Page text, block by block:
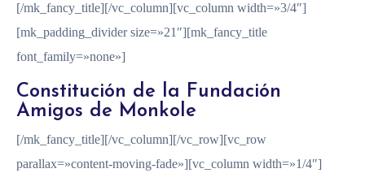
[/mk_fancy_title][/vc_column][vc_column width=»3/4″]
[mk_padding_divider size=»21″][mk_fancy_title
font_family=»none»]
Constitución de la Fundación
Amigos de Monkole
[/mk_fancy_title][/vc_column][/vc_row][vc_row
parallax=»content-moving-fade»][vc_column width=»1/4″]